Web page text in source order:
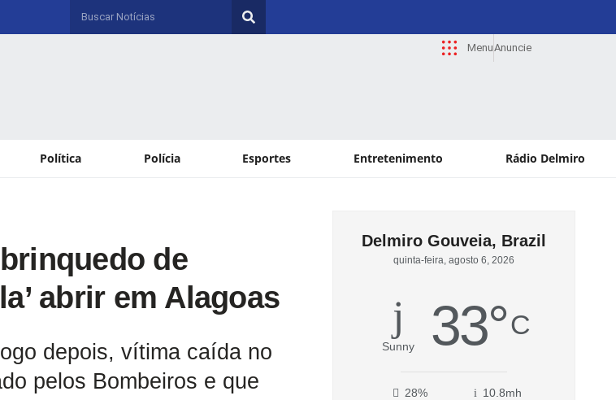
MenuAnuncie
Política Polícia Esportes Entretenimento Rádio Delmiro
de
abrir em Alagoas
depois, vítima caída no
pelos Bombeiros e que
Delmiro Gouveia, Brazil
quinta-feira, agosto 6, 2026
Sunny 33°C
28% 10.8mh